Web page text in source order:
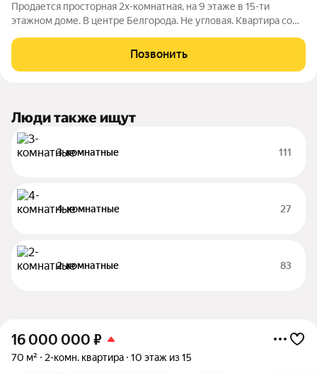
Продается просторная 2х-комнатная, на 9 этаже в 15-ти
этажном доме. В центре Белгорода. Не угловая. Квартира со
центрального парка 5 мин пешком, магазины. Всё в шаговой
доступности. Летом
Позвонить
Люди также ищут
3-комнатные 111
4-комнатные 27
2-комнатные 83
16 000 000 ₽
70 м² 2-комн. квартира 10 этаж из 15